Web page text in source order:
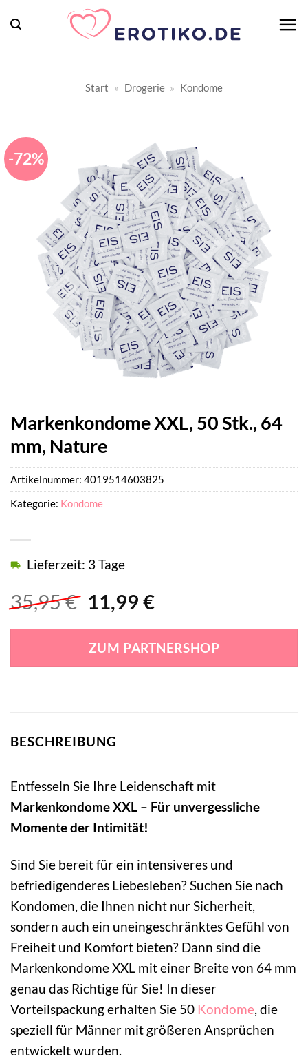
Inhalt
Start » Drogerie » Kondome
-72%
Markenkondome XXL, 50 Stk., 64
mm, Nature
35,95€ Ursprünglicher
war:
35,95 €
11,99 €Aktueller
ist:
11,99 €.
Lieferzeit: 3 Tage
ZUM PARTNERSHOP
Artikelnummer: 4019514603825
Kategorie: Kondome
BESCHREIBUNG
Entfesseln Sie Ihre Leidenschaft mit
Markenkondome XXL – Für unvergessliche
Momente der Intimität!
Sind Sie bereit für ein intensiveres und
befriedigenderes Liebesleben? Suchen Sie nach
Kondomen, die Ihnen nicht nur Sicherheit,
sondern auch ein uneingeschränktes Gefühl von
Freiheit und Komfort bieten? Dann sind die
Markenkondome XXL mit einer Breite von 64 mm
genau das Richtige für Sie! In dieser
Vorteilspackung erhalten Sie 50 Kondome, die
speziell für Männer mit größeren Ansprüchen
entwickelt wurden.